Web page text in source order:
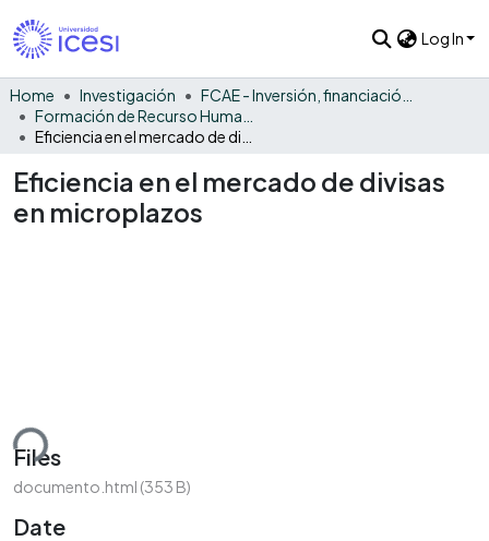
Log In
Home Investigación
Eficiencia en el mercado de divisas
en microplazos
Files
documento.html (353 B)
Date